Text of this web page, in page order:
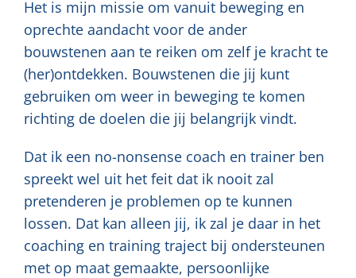
Het is mijn missie om vanuit beweging en
oprechte aandacht voor de ander
bouwstenen aan te reiken om zelf je kracht te
(her)ontdekken. Bouwstenen die jij kunt
gebruiken om weer in beweging te komen
richting de doelen die jij belangrijk vindt.
Dat ik een no-nonsense coach en trainer ben
spreekt wel uit het feit dat ik nooit zal
pretenderen je problemen op te kunnen
lossen. Dat kan alleen jij, ik zal je daar in het
coaching en training traject bij ondersteunen
met op maat gemaakte, persoonlijke